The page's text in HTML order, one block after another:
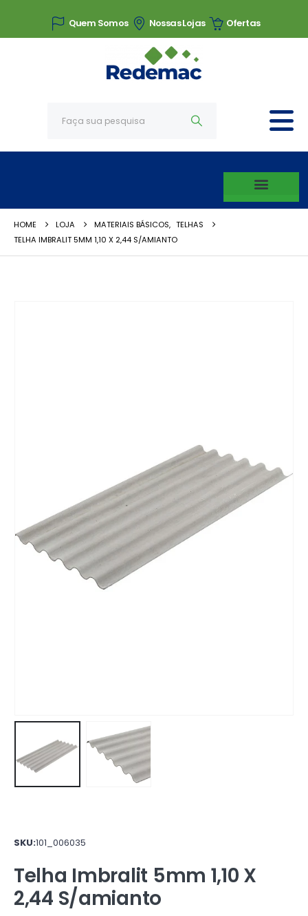
Quem Somos Nossas Lojas Ofertas
HOME LOJA MATERIAIS BÁSICOS, TELHAS
TELHA IMBRALIT 5MM 1,10 X 2,44 S/AMIANTO
SKU:101_006035
Telha Imbralit 5mm 1,10 X
2,44 S/amianto